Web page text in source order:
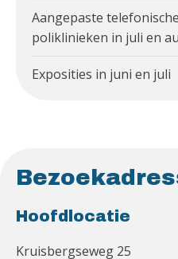
Aangepaste
poliklinieken in juli en
Exposities in juni en juli
Hoofdlocatie
Kruisbergseweg 25